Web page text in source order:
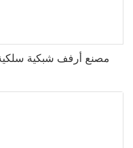
مصنع أرفف شبكية سلكية